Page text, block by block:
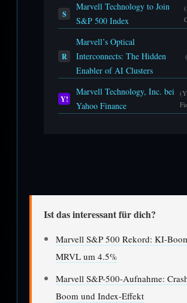
S
Marvell Technology to Join
S&P 500 Index
R
Marvell’s Optical
Interconnects: The Hidden
Enabler of AI Clusters
Y!
Marvell Technology, Inc. bei
Yahoo Finance
Ist das interessant für dich?
Marvell S&P 500 Rekord: KI-
MRVL um 4.5%
Marvell S&P-500-Aufnahme:
Boom und Index-Effekt